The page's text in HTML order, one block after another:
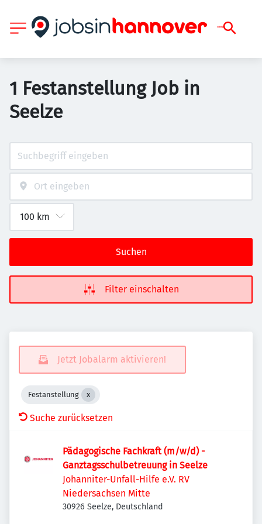
1 Festanstellung Job in
Seelze
Suchen
Filter einschalten
Jetzt Jobalarm aktivieren!
Festanstellung
Suche zurücksetzen
Pädagogische Fachkraft (m/w/d) -
Ganztagsschulbetreuung in Seelze
Johanniter-Unfall-Hilfe e.V. RV
Niedersachsen Mitte
30926 Seelze, Deutschland